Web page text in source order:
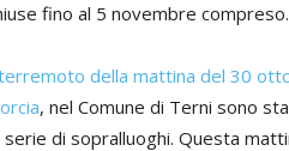
fino al 5 novembre compreso.
della mattina del 30
, nel Comune di Terni sono
di sopralluoghi. Questa